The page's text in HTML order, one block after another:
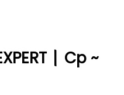
| Cp ~